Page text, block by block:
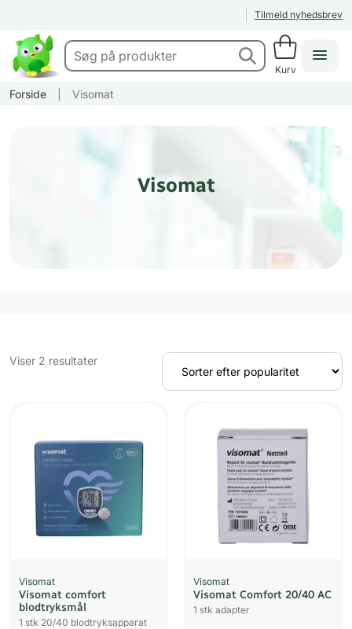
Tilmeld nyhedsbrev
Kurv
Forside Visomat
Visomat
Viser 2 resultaterSorteret
Visomat
Visomat comfort
blodtryksmål
1 stk 20/40 blodtryksapparat
Visomat
Visomat Comfort 20/40 AC
1 stk adapter